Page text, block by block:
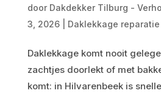
door Dakdekker Tilburg -
3, 2026| Daklekkage
Daklekkage komt nooit
zachtjes doorlekt of met
komt: in Hilvarenbeek is